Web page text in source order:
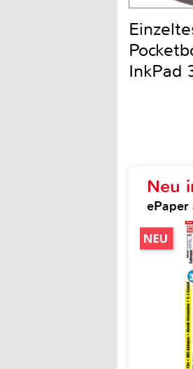
Neu
ePaper
InkPad